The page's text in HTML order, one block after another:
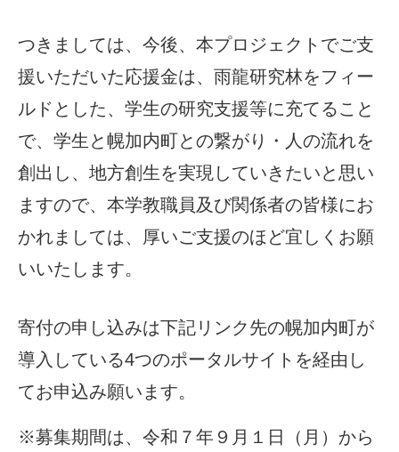
つきましては、今後、本プロジェクトでご支
援いただいた応援金は、雨龍研究林をフィー
ルドとした、学生の研究支援等に充てること
で、学生と幌加内町との繋がり・人の流れを
創出し、地方創生を実現していきたいと思い
ますので、本学教職員及び関係者の皆様にお
かれましては、厚いご支援のほど宜しくお願
いいたします。
寄付の申し込みは下記リンク先の幌加内町が
導入している4つのポータルサイトを経由し
てお申込み願います。
※募集期間は、令和７年９月１日（月）から